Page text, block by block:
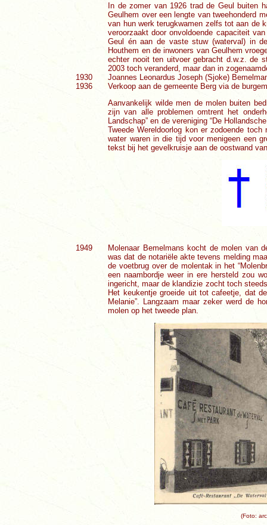
In de zomer van 1926 trad de Geul buiten
Geulhem over een lengte van tweehonderd
van hun werk terugkwamen zelfs tot aan de
veroorzaakt door onvoldoende capaciteit
Geul én aan de vaste stuw (waterval) in
Houthem en de inwoners van Geulhem
echter nooit ten uitvoer gebracht d.w.z. de
2003 toch veranderd, maar dan in
1930
Joannes Leonardus Joseph (Sjoke)
1936
Verkoop aan de gemeente Berg via de
Aanvankelijk wilde men de molen buiten
zijn van alle problemen omtrent het
Landschap” en de vereniging “De
Tweede Wereldoorlog kon er zodoende
water waren in die tijd voor menigeen een
tekst bij het gevelkruisje aan de oostwand
1949
Molenaar Bemelmans kocht de molen van
was dat de notariële akte tevens melding
de voetbrug over de molentak in het
een naambordje weer in ere hersteld zou
ingericht, maar de klandizie zocht toch
Het keukentje groeide uit tot cafeetje, dat
Melanie”. Langzaam maar zeker werd de
molen op het tweede plan.
(Foto: